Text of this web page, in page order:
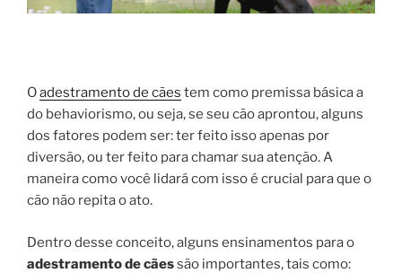
Oadestramento de cães tem como premissa básica a
do behaviorismo, ou seja, se seu cão aprontou, alguns
dos fatores podem ser: ter feito isso apenas por
diversão, ou ter feito para chamar sua atenção. A
maneira como você lidará com isso é crucial para que o
cão não repita o ato.
Dentro desse conceito, alguns ensinamentos para o
adestramento de cãessão importantes, tais como: